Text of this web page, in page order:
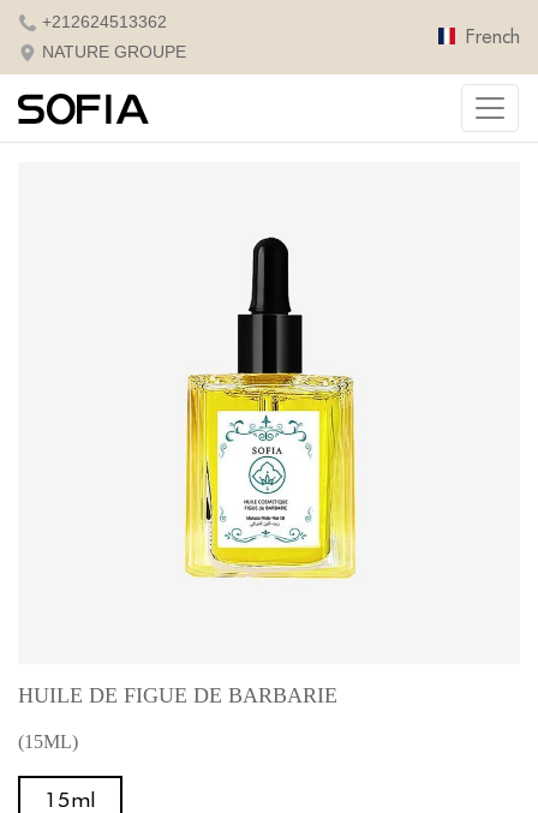
+212624513362
NATURE GROUPE
French
HUILE DE FIGUE DE BARBARIE
(15ML)
15ml